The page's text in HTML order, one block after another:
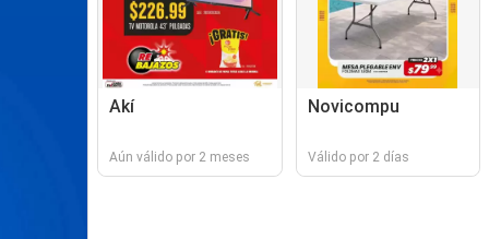
Akí
Aún válido por 2 meses
Novicompu
Válido por 2 días